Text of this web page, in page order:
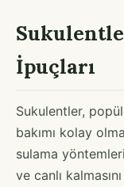
İpuçları
Sukulentler,
bakımı kolay
sulama
ve canlı